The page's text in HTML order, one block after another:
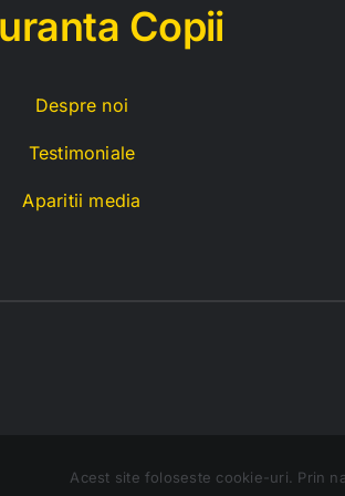
Copii
Despre noi
Testimoniale
Aparitii media
Acest site foloseste cookie-uri. Prin